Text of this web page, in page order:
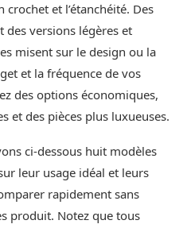
crochet et l’étanchéité. Des
des versions légères et
misent sur le design ou la
et la fréquence de vos
des options économiques,
et des pièces plus luxueuses.
ci-dessous huit modèles
leur usage idéal et leurs
rapidement sans
produit. Notez que tous